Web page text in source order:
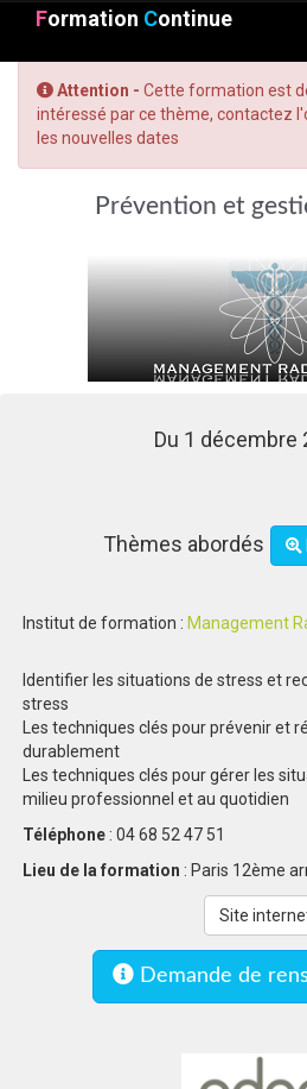
Formation Continue
Attention - Cette formation est
intéressé par ce thème, contactez
les nouvelles dates
Prévention et
Du 1 décembre
Thèmes abordés
Institut de formation : Management
Identifier les situations de stress et
stress
Les techniques clés pour prévenir et
durablement
Les techniques clés pour gérer les
milieu professionnel et au quotidien
Téléphone : 04 68 52 47 51
Lieu de la formation : Paris 12ème
Site
Demande de